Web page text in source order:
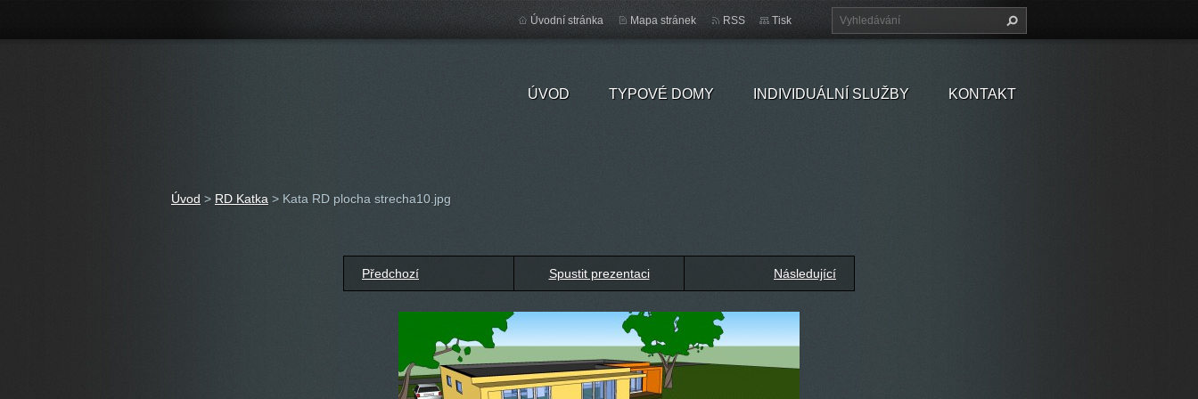
ÚVOD TYPOVÉ DOMY INDIVIDUÁLNÍ SLUŽBY KONTAKT
Úvodní stránka Mapa stránek RSS Tisk
Úvod > RD Katka > Kata RD plocha strecha10.jpg
Předchozí Spustit prezentaci Následující